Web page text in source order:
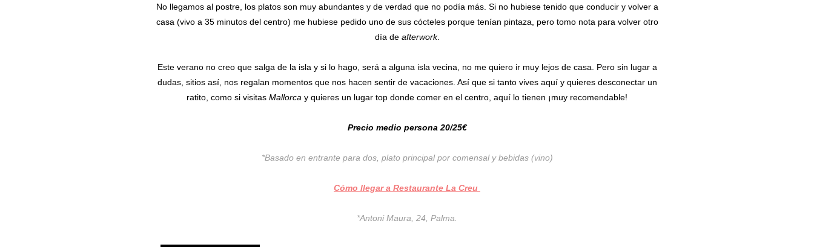
No llegamos al postre, los platos son muy abundantes y de verdad que no podía más. Si no hubiese tenido que conducir y volver a
casa (vivo a 35 minutos del centro) me hubiese pedido uno de sus cócteles porque tenían pintaza, pero tomo nota para volver otro
día de afterwork.
Este verano no creo que salga de la isla y si lo hago, será a alguna isla vecina, no me quiero ir muy lejos de casa. Pero sin lugar a
dudas, sitios así, nos regalan momentos que nos hacen sentir de vacaciones. Así que si tanto vives aquí y quieres desconectar un
ratito, como si visitas Mallorca y quieres un lugar top donde comer en el centro, aquí lo tienen ¡muy recomendable!
Precio medio persona 20/25€
*Basado en entrante para dos, plato principal por comensal y bebidas (vino)
Cómo llegar a Restaurante La Creu
*Antoni Maura, 24, Palma.